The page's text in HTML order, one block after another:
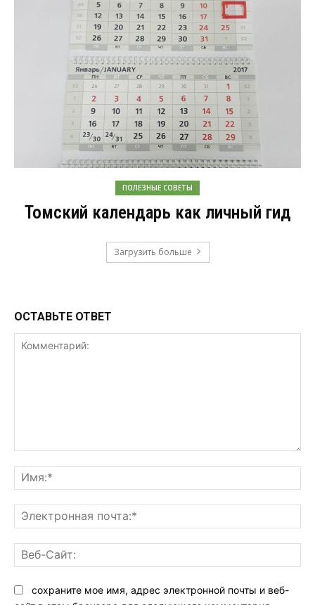
ПОЛЕЗНЫЕ СОВЕТЫ
Томский календарь как личный гид
Загрузить больше
ОСТАВЬТЕ ОТВЕТ
сохраните мое имя, адрес электронной почты и веб-